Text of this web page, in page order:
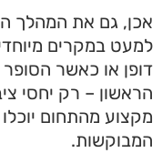
אכן, גם את המהלך
למעט במקרים
דופן או כאשר
הראשון – רק יחסי
מקצוע מהתחום
המבוקשות.